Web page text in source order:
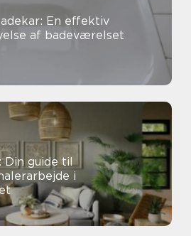
En effektiv
af badeværelset
Din guide til
i